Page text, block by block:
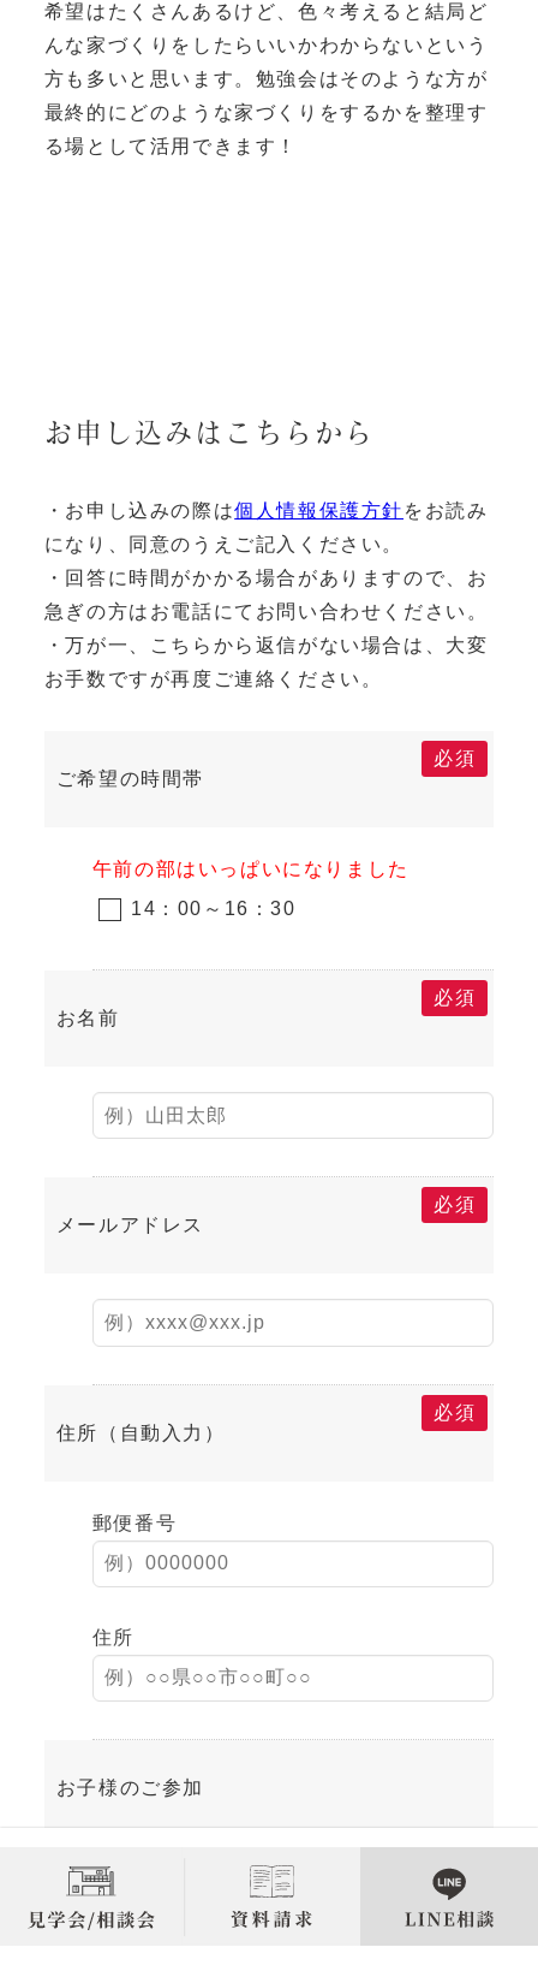
希望はたくさんあるけど、色々考えると結局ど
んな家づくりをしたらいいかわからないという
方も多いと思います。勉強会はそのような方が
最終的にどのような家づくりをするかを整理す
る場として活用できます！
お申し込みはこちらから
・お申し込みの際は個人情報保護方針 をお読み
になり、同意のうえご記入ください。
・回答に時間がかかる場合がありますので、お
急ぎの方はお電話にてお問い合わせください。
・万が一、こちらから返信がない場合は、大変
お手数ですが再度ご連絡ください。
ご希望の時間帯
必須
午前の部はいっぱいになりました
14：00～16：30
お名前
必須
メールアドレス
必須
住所（自動入力）
必須
郵便番号
住所
お子様のご参加
なし